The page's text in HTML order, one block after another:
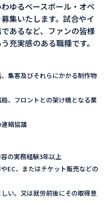
ゆるベースボール・オペ
集いたします。試合やイ
あるなど、ファンの皆様
充実感のある職種です。
集客及びそれらにかかる制作物
、フロントとの架け橋となる業
絡協議
の実務経験3年以上
EC、またはチケット販売などの
い。又は就労前後にその取得意